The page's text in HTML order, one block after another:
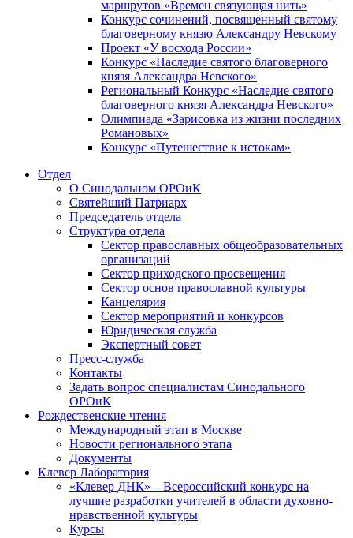
маршрутов «Времен связующая нить»
Конкурс сочинений, посвященный святому
благоверному князю Александру Невскому
Проект «У восхода России»
Конкурс «Наследие святого благоверного
князя Александра Невского»
Региональный Конкурс «Наследие святого
благоверного князя Александра Невского»
Олимпиада «Зарисовка из жизни последних
Романовых»
Конкурс «Путешествие к истокам»
Отдел
О Синодальном ОРОиК
Святейший Патриарх
Председатель отдела
Структура отдела
Сектор православных общеобразовательных
организаций
Сектор приходского просвещения
Сектор основ православной культуры
Канцелярия
Сектор мероприятий и конкурсов
Юридическая служба
Экспертный совет
Пресс-служба
Контакты
Задать вопрос специалистам Синодального
ОРОиК
Рождественские чтения
Международный этап в Москве
Новости регионального этапа
Документы
Клевер Лаборатория
«Клевер ДНК» – Всероссийский конкурс на
лучшие разработки учителей в области духовно-
нравственной культуры
Курсы